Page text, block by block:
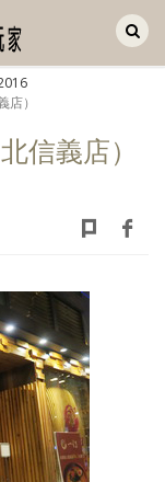
）
信義店）